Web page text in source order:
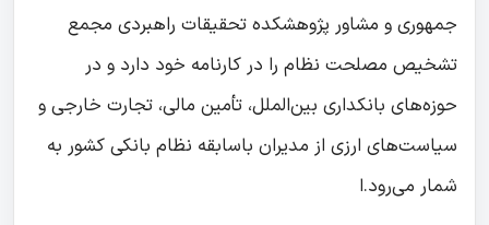
جمهوری و مشاور پژوهشکده تحقیقات راهبردی مجمع
تشخیص مصلحت نظام را در کارنامه خود دارد و در
حوزه‌های بانکداری بین‌الملل، تأمین مالی، تجارت خارجی و
سیاست‌های ارزی از مدیران باسابقه نظام بانکی کشور به
شمار می‌رود.ا